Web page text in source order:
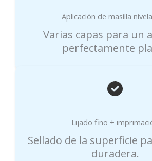
Aplicación de masilla
Varias capas para un
perfectamente
Lijado fino +
Sellado de la superficie
duradera.